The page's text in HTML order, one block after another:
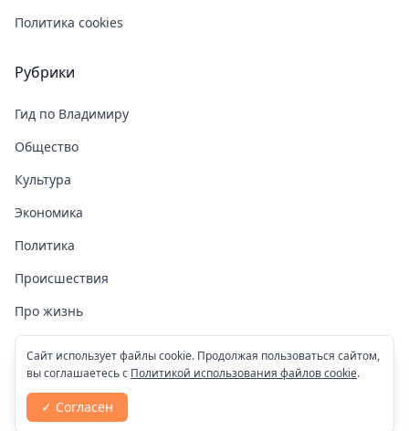
Политика cookies
Рубрики
Гид по Владимиру
Общество
Культура
Экономика
Политика
Происшествия
Про жизнь
Здоровье
COVID-19
Спорт
Сайт использует файлы cookie. Продолжая пользоваться сайтом,
вы соглашаетесь с Политикой использования файлов cookie.
✓ Согласен